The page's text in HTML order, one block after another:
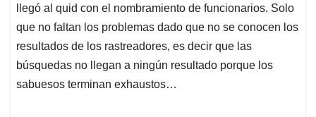
llegó al quid con el nombramiento de funcionarios. Solo
que no faltan los problemas dado que no se conocen los
resultados de los rastreadores, es decir que las
búsquedas no llegan a ningún resultado porque los
sabuesos terminan exhaustos…